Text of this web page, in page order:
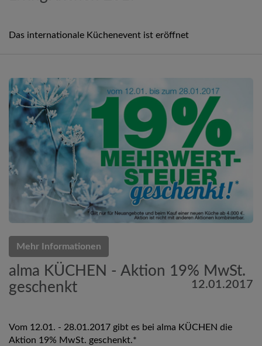
Das internationale Küchenevent ist eröffnet
Mehr Informationen
alma KÜCHEN - Aktion 19% MwSt.
geschenkt
12.01.2017
Vom 12.01. - 28.01.2017 gibt es bei alma KÜCHEN die
Aktion 19% MwSt. geschenkt.*